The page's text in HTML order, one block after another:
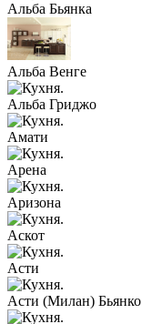
Альба Бьянка
Альба Венге
Альба Гриджо
Амати
Арена
Аризона
Аскот
Асти
Асти (Милан) Бьянко